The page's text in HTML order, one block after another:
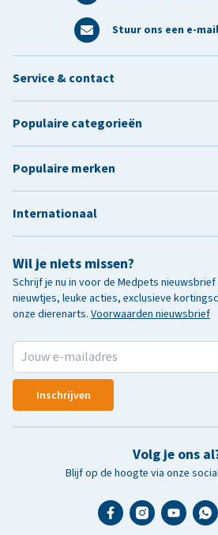
Stuur ons een e-mail
Wil je niets missen?
Schrijf je nu in voor de Medpets
nieuwtjes, leuke acties, exclusieve
onze dierenarts. Voorwaarden nieuwsbrief
Inschrijven
Volg je ons
Blijf op de hoogte via onze
Service & contact
Populaire categorieën
Populaire merken
Internationaal